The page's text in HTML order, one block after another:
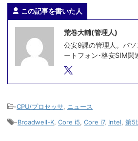
この記事を書いた人
荒巻大輔(管理人)
公安9課の管理人。パ
ートフォン･格安SIM関
-CPU/プロセッサ
ニュース
-Broadwell-K Core i5 Core i7, Intel 第5